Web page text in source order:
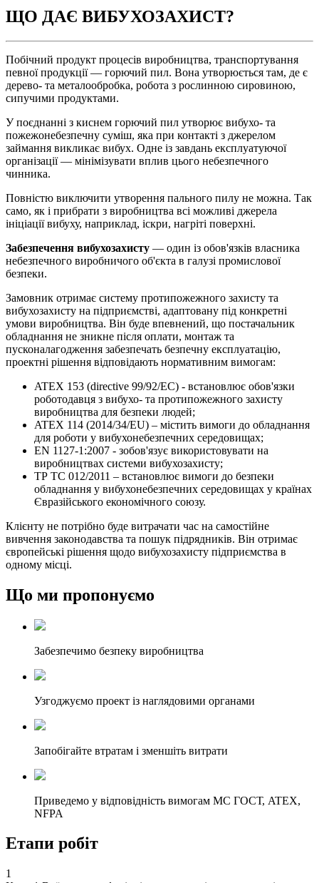
ЩО ДАЄ ВИБУХОЗАХИСТ?
Побічний продукт процесів виробництва, транспортування
певної продукції — горючий пил. Вона утворюється там, де є
дерево- та металообробка, робота з рослинною сировиною,
сипучими продуктами.
У поєднанні з киснем горючий пил утворює вибухо- та
пожежонебезпечну суміш, яка при контакті з джерелом
займання викликає вибух. Одне із завдань експлуатуючої
організації — мінімізувати вплив цього небезпечного
чинника.
Повністю виключити утворення пального пилу не можна. Так
само, як і прибрати з виробництва всі можливі джерела
ініціації вибуху, наприклад, іскри, нагріті поверхні.
Забезпечення вибухозахисту — один із обов'язків власника
небезпечного виробничого об'єкта в галузі промислової
безпеки.
Замовник отримає систему протипожежного захисту та
вибухозахисту на підприємстві, адаптовану під конкретні
умови виробництва. Він буде впевнений, що постачальник
обладнання не зникне після оплати, монтаж та
пусконалагодження забезпечать безпечну експлуатацію,
проектні рішення відповідають нормативним вимогам:
ATEX 153 (directive 99/92/EC) - встановлює обов'язки
роботодавця з вибухо- та протипожежного захисту
виробництва для безпеки людей;
ATEX 114 (2014/34/EU) – містить вимоги до обладнання
для роботи у вибухонебезпечних середовищах;
EN 1127-1:2007 - зобов'язує використовувати на
виробництвах системи вибухозахисту;
ТР ТС 012/2011 – встановлює вимоги до безпеки
обладнання у вибухонебезпечних середовищах у країнах
Євразійського економічного союзу.
Клієнту не потрібно буде витрачати час на самостійне
вивчення законодавства та пошук підрядників. Він отримає
європейські рішення щодо вибухозахисту підприємства в
одному місці.
Що ми пропонуємо
Забезпечимо безпеку виробництва
Узгоджуємо проект із наглядовими органами
Запобігайте втратам і зменшіть витрати
Приведемо у відповідність вимогам МС ГОСТ, ATEX,
NFPA
Етапи робіт
1